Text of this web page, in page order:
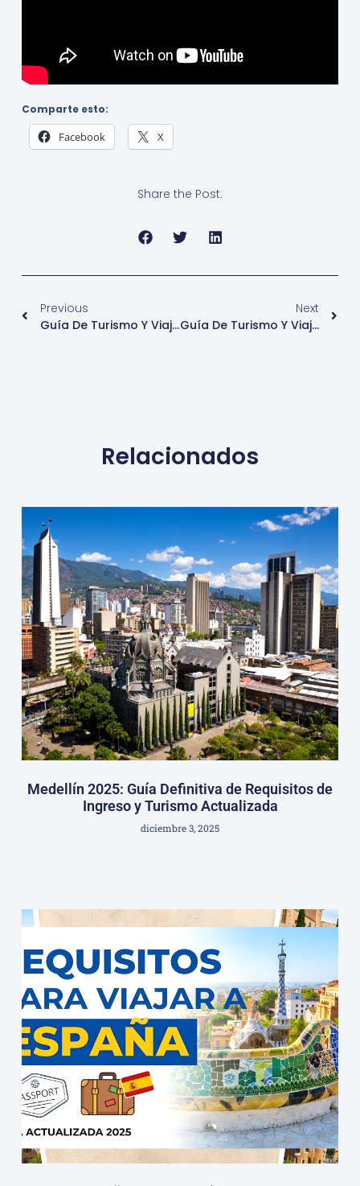
Comparte esto:
Facebook X
Share the Post:
Previous
Guía De Turismo Y Viaje De Cracovia – Polonia
Next
Guía De Turismo Y Viaje De Varsovia – Polonia
Relacionados
Medellín 2025: Guía Definitiva de Requisitos de
Ingreso y Turismo Actualizada
diciembre 3, 2025